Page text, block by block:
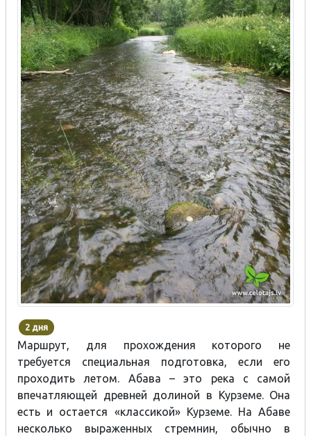
2 дня
Маршрут, для прохождения которого не
требуется специальная подготовка, если его
проходить летом. Абава – это река с самой
впечатляющей древней долиной в Курземе. Она
есть и остается «классикой» Курземе. На Абаве
несколько выраженных стремнин, обычно в